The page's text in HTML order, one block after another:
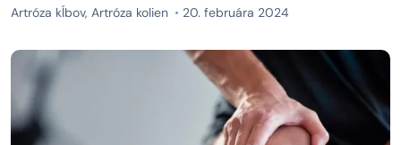
Artróza kĺbov, Artróza kolien 20. februára 2024